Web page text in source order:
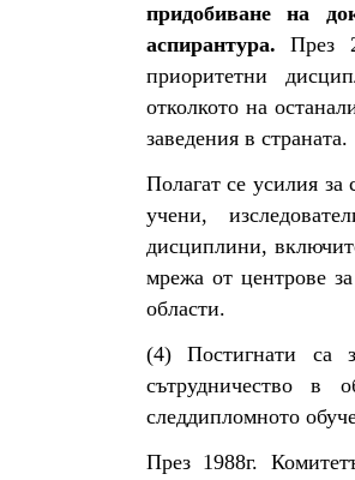
придобиване на
аспирантура.През
приоритетни
отколкото на
заведения в страната.
Полагат се усилия за
учени,
дисциплини,
мрежа от центрове
области.
(4) Постигнати са
сътрудничество в
следдипломното
През 1988г.